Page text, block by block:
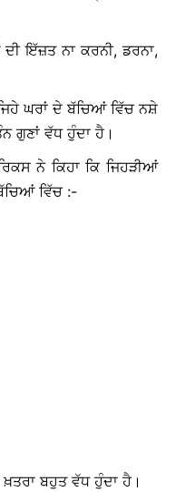
ਇੱਜ਼ਤ ਨਾ ਕਰਨੀ, ਡਰਨਾ,
ਘਰਾਂ ਦੇ ਬੱਚਿਆਂ ਵਿੱਚ ਨਸ਼ੇ
ਗੁਣਾਂ ਵੱਧ ਹੁੰਦਾ ਹੈ।
ਨੇ ਕਿਹਾ ਕਿ ਜਿਹੜੀਆਂ
ਵਿੱਚ :-
ਬਹੁਤ ਵੱਧ ਹੁੰਦਾ ਹੈ।